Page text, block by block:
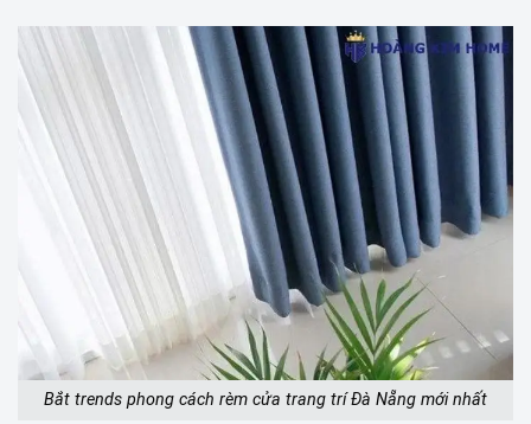
Bắt trends phong cách rèm cửa trang trí Đà Nẵng mới nhất